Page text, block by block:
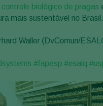
controle biológico de pragas
mais sustentável no Brasil.
Waller (DvComun/
#fapesp #esalq